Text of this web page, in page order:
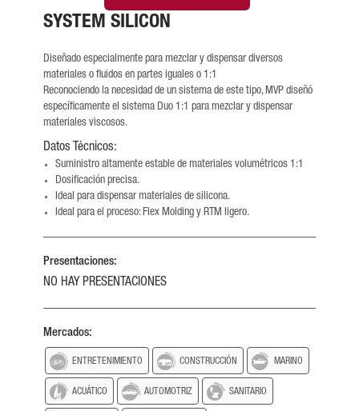
SYSTEM SILICON
Diseñado especialmente para mezclar y dispensar diversos
materiales o fluidos en partes iguales o 1:1
Reconociendo la necesidad de un sistema de este tipo, MVP diseñó
específicamente el sistema Duo 1:1 para mezclar y dispensar
materiales viscosos.
Datos Técnicos:
Suministro altamente estable de materiales volumétricos 1:1
Dosificación precisa.
Ideal para dispensar materiales de silicona.
Ideal para el proceso: Flex Molding y RTM ligero.
Presentaciones:
NO HAY PRESENTACIONES
Mercados:
ENTRETENIMIENTO CONSTRUCCIÓN MARINO
ACUÁTICO AUTOMOTRIZ SANITARIO